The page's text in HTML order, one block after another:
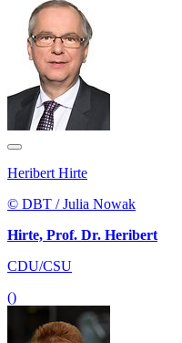
Heribert Hirte
© DBT / Julia Nowak
Hirte, Prof. Dr. Heribert
CDU/CSU
()